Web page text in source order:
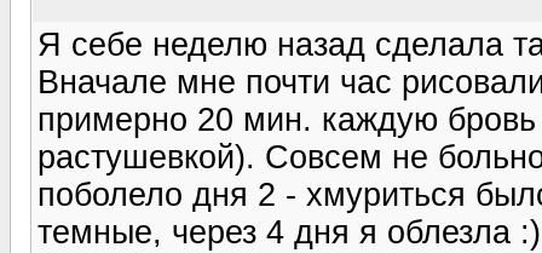
Я себе неделю назад сделала
Вначале мне почти час
примерно 20 мин. каждую
растушевкой). Совсем не
поболело дня 2 - хмуриться
темные, через 4 дня я облезла